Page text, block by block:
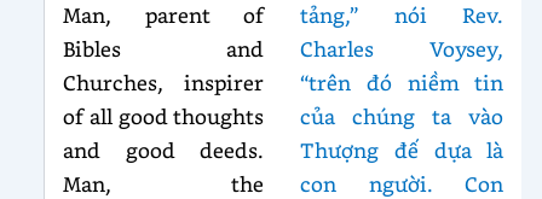
Man, parent of
Bibles and
Churches, inspirer
of all good thoughts
and good deeds.
Man, the
tảng,” nói Rev.
Charles Voysey,
“trên đó niềm tin
của chúng ta vào
Thượng đế dựa là
con người. Con